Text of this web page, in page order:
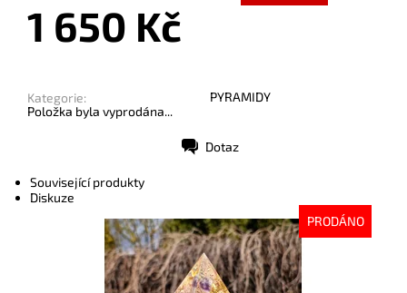
1 650 Kč
Kategorie:
PYRAMIDY
Položka byla vyprodána...
Dotaz
Související produkty
Diskuze
PRODÁNO
Dostupnost:
Vyprodáno
10119